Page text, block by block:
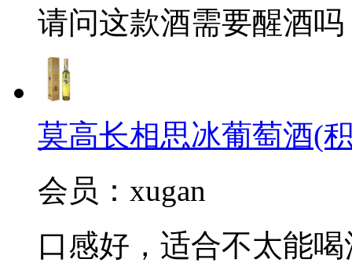
请问这款酒需要醒酒
莫高长相思冰葡萄酒(
会员：xugan
口感好，适合不太能